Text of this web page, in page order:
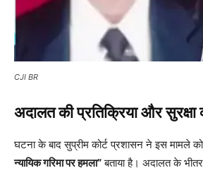
CJI BR
अदालत की प्रतिक्रिया और सुरक्षा
घटना के बाद सुप्रीम कोर्ट प्रशासन ने इस मामले को
न्यायिक गरिमा पर हमला”बताया है। अदालत के भीतर